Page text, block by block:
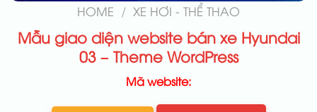
HOME / XE HƠI - THỂ THAO
Mẫu giao diện website bán xe Hyundai
03 – Theme WordPress
Mã website: